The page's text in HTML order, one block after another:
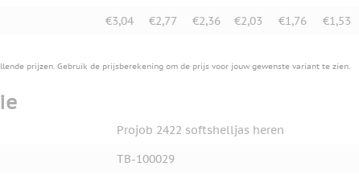
€3,04 €2,77 €2,36 €2,03 €1,76 €1,53
prijzen. Gebruik de prijsberekening om de prijs voor jouw gewenste variant te zien.
Projob 2422 softshelljas heren
TB-100029